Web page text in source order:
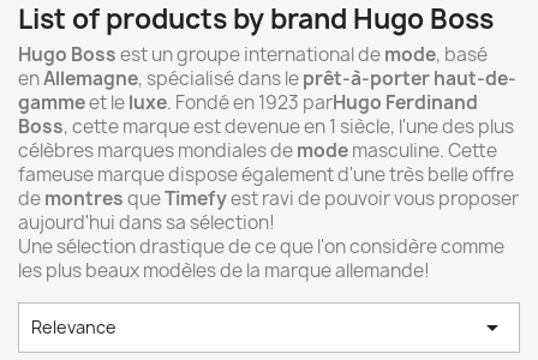
List of products by brand Hugo Boss
Hugo Bossest un groupe international demode, basé
enAllemagne, spécialisé dans leprêt-à-porterhaut-de-
gammeet leluxe. Fondé en 1923 parHugo Ferdinand
Boss, cette marque est devenue en 1 siècle, l'une des plus
célèbres marques mondiales demodemasculine. Cette
fameuse marque dispose également d'une très belle offre
demontresqueTimefyest ravi de pouvoir vous proposer
aujourd'hui dans sa sélection!
Une sélection drastique de ce que l'on considère comme
les plus beaux modèles de la marque allemande!
Relevance 